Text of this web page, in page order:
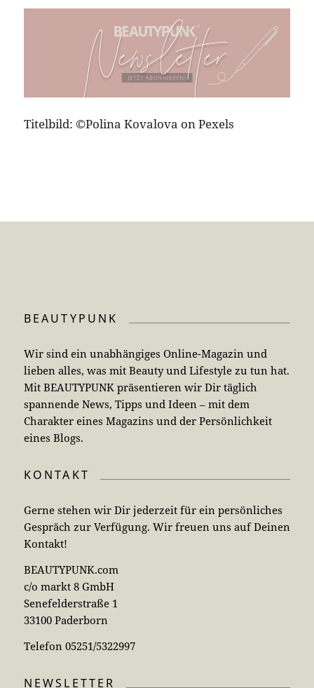
Titelbild: ©Polina Kovalova on Pexels
BEAUTYPUNK
Wir sind ein unabhängiges Online-Magazin und
lieben alles, was mit Beauty und Lifestyle zu tun hat.
Mit BEAUTYPUNK präsentieren wir Dir täglich
spannende News, Tipps und Ideen – mit dem
Charakter eines Magazins und der Persönlichkeit
eines Blogs.
KONTAKT
Gerne stehen wir Dir jederzeit für ein persönliches
Gespräch zur Verfügung. Wir freuen uns auf Deinen
Kontakt!
BEAUTYPUNK.com
c/o markt 8 GmbH
Senefelderstraße 1
33100 Paderborn
Telefon 05251/5322997
NEWSLETTER